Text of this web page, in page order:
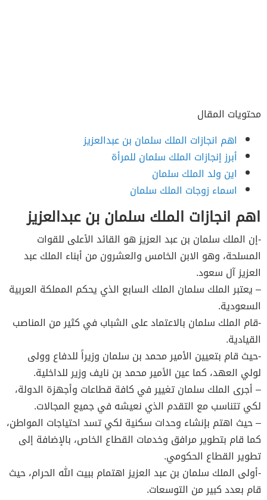
محتويات المقال
اهم انجازات الملك سلمان بن عبدالعزيز
أبرز إنجازات الملك سلمان للمرأة
اين ولد الملك سلمان
اسماء زوجات الملك سلمان
اهم انجازات الملك سلمان بن عبدالعزيز
-إن الملك سلمان بن عبد العزيز هو القائد الأعلى للقوات
المسلحة، وهو الابن الخامس والعشرون من أبناء الملك عبد
العزيز آل سعود.
– يعتبر الملك سلمان الملك السابع الذي يحكم المملكة العربية
السعودية.
-قام الملك سلمان بالاعتماد على الشباب في كثير من المناصب
القيادية.
-حيث قام بتعيين الأمير محمد بن سلمان وزيراً للدفاع وولى
لولي العهد، كما عين الأمير محمد بن نايف وزير للداخلية.
– أجرى الملك سلمان تغيير في كافة قطاعات وأجهزة الدولة،
لكي تتناسب مع التقدم الذي نعيشه في جميع المجالات.
– حيث اهتم بإنشاء وحدات سكنية لكي تسد احتياجات المواطن،
كما قام بتطوير مرافق وخدمات القطاع الخاص، بالإضافة إلى
تطوير القطاع الحكومي.
-أولى الملك سلمان بن عبد العزيز اهتمام ببيت الله الحرام، حيث
قام بعدد كبير من التوسعات.